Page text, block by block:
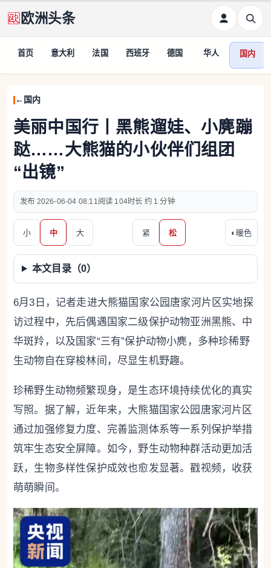
欧洲头条
首页 意大利 法国 西班牙 德国 华人 国内
国内
美丽中国行丨黑熊遛娃、小麂蹦
跶……大熊猫的小伙伴们组团
“出镜”
2026-06-04 08:11 104 约 1 分钟
小 中 大 紧 松 ◐ 暖色
本文目录（0）
6月3日，记者走进大熊猫国家公园唐家河片区实地探
访过程中，先后偶遇国家二级保护动物亚洲黑熊、中
华斑羚，以及国家“三有”保护动物小麂，多种珍稀野
生动物自在穿梭林间，尽显生机野趣。
珍稀野生动物频繁现身，是生态环境持续优化的真实
写照。据了解，近年来，大熊猫国家公园唐家河片区
通过加强修复力度、完善监测体系等一系列保护举措
筑牢生态安全屏障。如今，野生动物种群活动更加活
跃，生物多样性保护成效也愈发显著。戳视频，收获
萌萌瞬间。